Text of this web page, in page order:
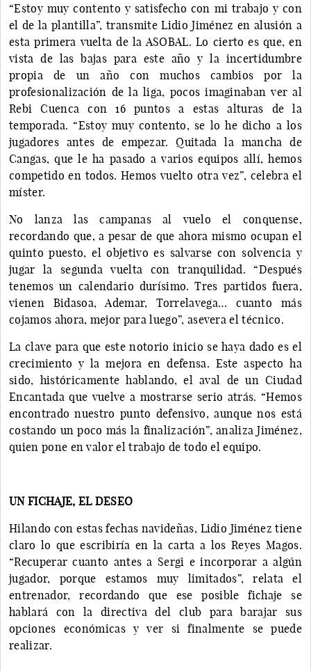
“Estoy muy contento y satisfecho con mi trabajo y con
el de la plantilla”, transmite Lidio Jiménez en alusión a
esta primera vuelta de la ASOBAL. Lo cierto es que, en
vista de las bajas para este año y la incertidumbre
propia de un año con muchos cambios por la
profesionalización de la liga, pocos imaginaban ver al
Rebi Cuenca con 16 puntos a estas alturas de la
temporada. “Estoy muy contento, se lo he dicho a los
jugadores antes de empezar. Quitada la mancha de
Cangas, que le ha pasado a varios equipos allí, hemos
competido en todos. Hemos vuelto otra vez”, celebra el
míster.
No lanza las campanas al vuelo el conquense,
recordando que, a pesar de que ahora mismo ocupan el
quinto puesto, el objetivo es salvarse con solvencia y
jugar la segunda vuelta con tranquilidad. “Después
tenemos un calendario durísimo. Tres partidos fuera,
vienen Bidasoa, Ademar, Torrelavega… cuanto más
cojamos ahora, mejor para luego”, asevera el técnico.
La clave para que este notorio inicio se haya dado es el
crecimiento y la mejora en defensa. Este aspecto ha
sido, históricamente hablando, el aval de un Ciudad
Encantada que vuelve a mostrarse serio atrás. “Hemos
encontrado nuestro punto defensivo, aunque nos está
costando un poco más la finalización”, analiza Jiménez,
quien pone en valor el trabajo de todo el equipo.
UN FICHAJE, EL DESEO
Hilando con estas fechas navideñas, Lidio Jiménez tiene
claro lo que escribiría en la carta a los Reyes Magos.
“Recuperar cuanto antes a Sergi e incorporar a algún
jugador, porque estamos muy limitados”, relata el
entrenador, recordando que ese posible fichaje se
hablará con la directiva del club para barajar sus
opciones económicas y ver si finalmente se puede
realizar.